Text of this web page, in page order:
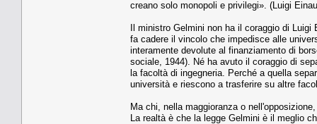
creano solo monopoli e privilegi». (Luigi
Il ministro Gelmini non ha il coraggio di
fa cadere il vincolo che impedisce alle
interamente devolute al finanziamento di
sociale, 1944). Né ha avuto il coraggio di
la facoltà di ingegneria. Perché a quella
università e riescono a trasferire su altre
Ma chi, nella maggioranza o
La realtà è che la legge Gelmini è il meglio